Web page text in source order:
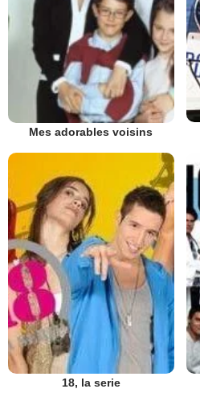
Mes adorables voisins
18, la serie